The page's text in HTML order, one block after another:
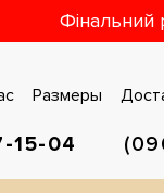
Размеры
15-04